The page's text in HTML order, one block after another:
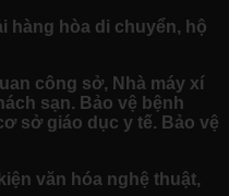
hàng hòa di chuyển, hộ
công sở, Nhà máy xí
sạn. Bảo vệ bệnh
sở giáo dục y tế. Bảo vệ
văn hóa nghệ thuật,